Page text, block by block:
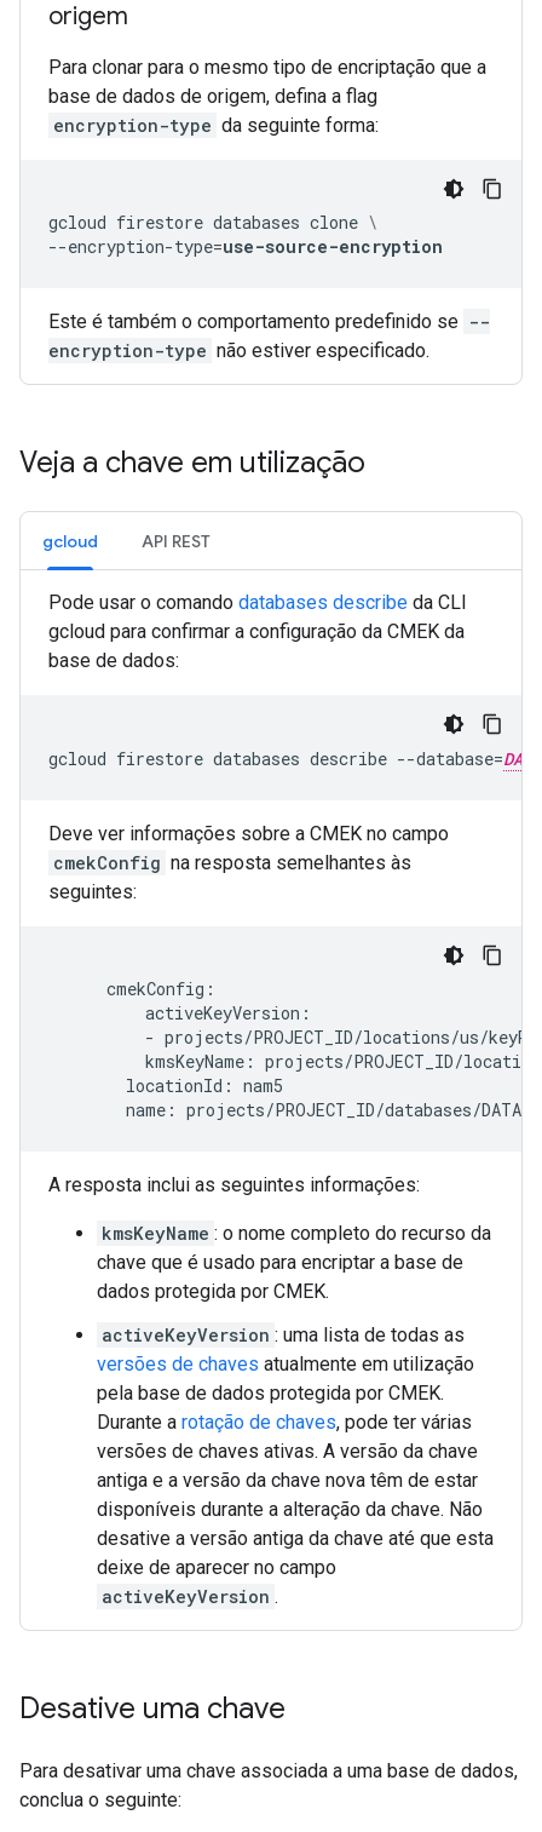
origem
Para clonar para o mesmo tipo de encriptação que a
base de dados de origem, defina a flag
encryption-type da seguinte forma:
gcloud firestore databases clone \
--encryption-type=use-source-encryption
Este é também o comportamento predefinido se --
encryption-type não estiver especificado.
Veja a chave em utilização
gcloud API REST
Pode usar o comando databases describe da CLI
gcloud para confirmar a configuração da CMEK da
base de dados:
gcloud firestore databases describe --database=
Deve ver informações sobre a CMEK no campo
cmekConfig na resposta semelhantes às
seguintes:
      cmekConfig:
          activeKeyVersion:
- projects/PROJECT_ID/locations/us/
kmsKeyName: projects/PROJECT_ID/
        locationId: nam5
A resposta inclui as seguintes informações:
kmsKeyName : o nome completo do recurso da
chave que é usado para encriptar a base de
dados protegida por CMEK.
activeKeyVersion : uma lista de todas as
versões de chaves atualmente em utilização
pela base de dados protegida por CMEK.
Durante a rotação de chaves, pode ter várias
versões de chaves ativas. A versão da chave
antiga e a versão da chave nova têm de estar
disponíveis durante a alteração da chave. Não
desative a versão antiga da chave até que esta
deixe de aparecer no campo
activeKeyVersion .
Desative uma chave
Para desativar uma chave associada a uma base de dados,
conclua o seguinte: